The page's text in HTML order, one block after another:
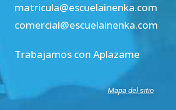
matricula@escuelainenka.com
comercial@escuelainenka.com
Trabajamos con Aplazame
Mapa del sitio